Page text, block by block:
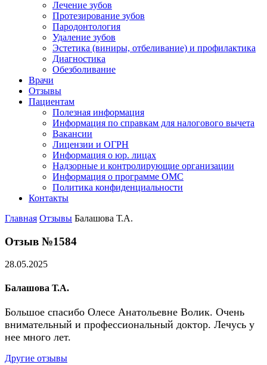
Лечение зубов
Протезирование зубов
Пародонтология
Удаление зубов
Эстетика (виниры, отбеливание) и профилактика
Диагностика
Обезболивание
Врачи
Отзывы
Пациентам
Полезная информация
Информация по справкам для налогового вычета
Вакансии
Лицензии и ОГРН
Информация о юр. лицах
Надзорные и контролирующие организации
Информация о программе ОМС
Политика конфиденциальности
Контакты
Главная Отзывы Балашова Т.А.
Отзыв №1584
28.05.2025
Балашова Т.А.
Большое спасибо Олесе Анатольевне Волик. Очень
внимательный и профессиональный доктор. Лечусь у
нее много лет.
Другие отзывы